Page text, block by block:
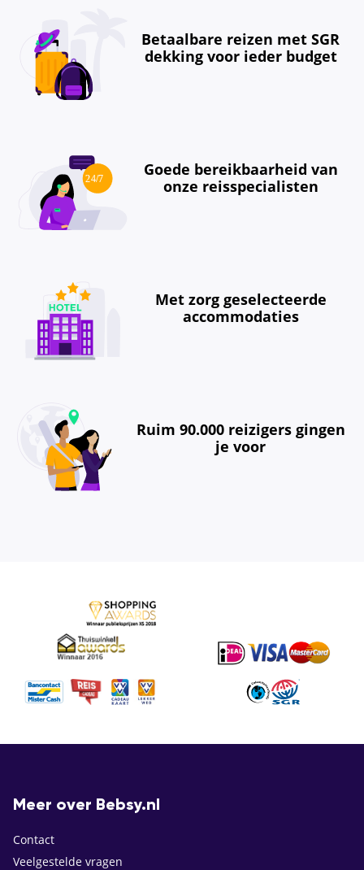
Betaalbare reizen met SGR
dekking voor ieder budget
Goede bereikbaarheid van
onze reisspecialisten
Met zorg geselecteerde
accommodaties
Ruim 90.000 reizigers gingen
je voor
Meer over Bebsy.nl
Contact
Veelgestelde vragen